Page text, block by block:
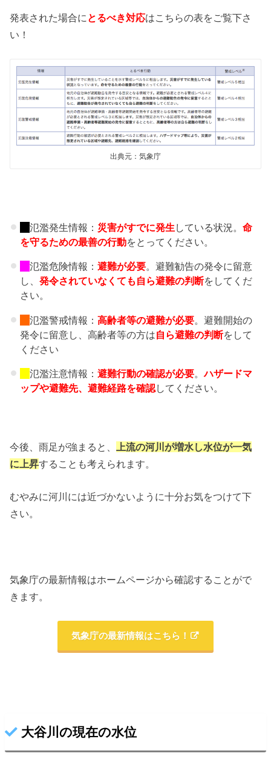
発表された場合に とるべき対応はこちらの表をご覧下さ
い！
出典元：気象庁
氾濫発生情報： 災害がすでに発生 している状況。 命
を守るための最善の行動をとってください。
氾濫危険情報： 避難が必要。避難勧告の発令に留意
し、 発令されていなくても自ら避難の判断をしてくだ
さい。
氾濫警戒情報： 高齢者等の避難が必要。避難開始の
発令に留意し、高齢者等の方は自ら避難の判断をして
ください
氾濫注意情報： 避難行動の確認が必要。ハザードマ
ップや避難先、 避難経路を確認してください。
今後、雨足が強まると、
上流の河川が増水し水位が一気
に上昇することも考えられます。
むやみに河川には近づかないように十分お気をつけて下
さい。
気象庁の最新情報はホームページから確認することがで
きます。
気象庁の最新情報はこちら！
大谷川の現在の水位